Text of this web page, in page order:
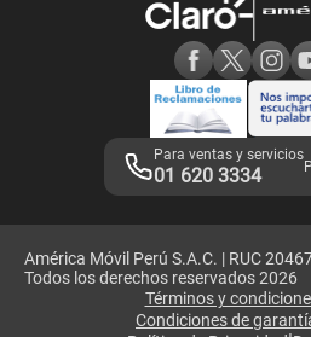
Adquirientes iPhone 6, 6S y SE
Mensaje de Seguridad
Términos y Condiciones de Tienda
Libro de Reclamaciones
Legales de marketplace
Para ventas y servicios
01 620 3334
América Móvil Perú S.A.C. | RUC
Todos los derechos reservados 2026
Términos y
Condiciones de